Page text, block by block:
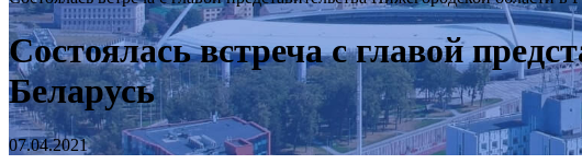
Состоялась встреча с главой
Беларусь
07.04.2021